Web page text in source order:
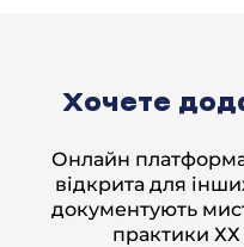
Хочете
Онлайн
відкрита для
документують
практики ХХ